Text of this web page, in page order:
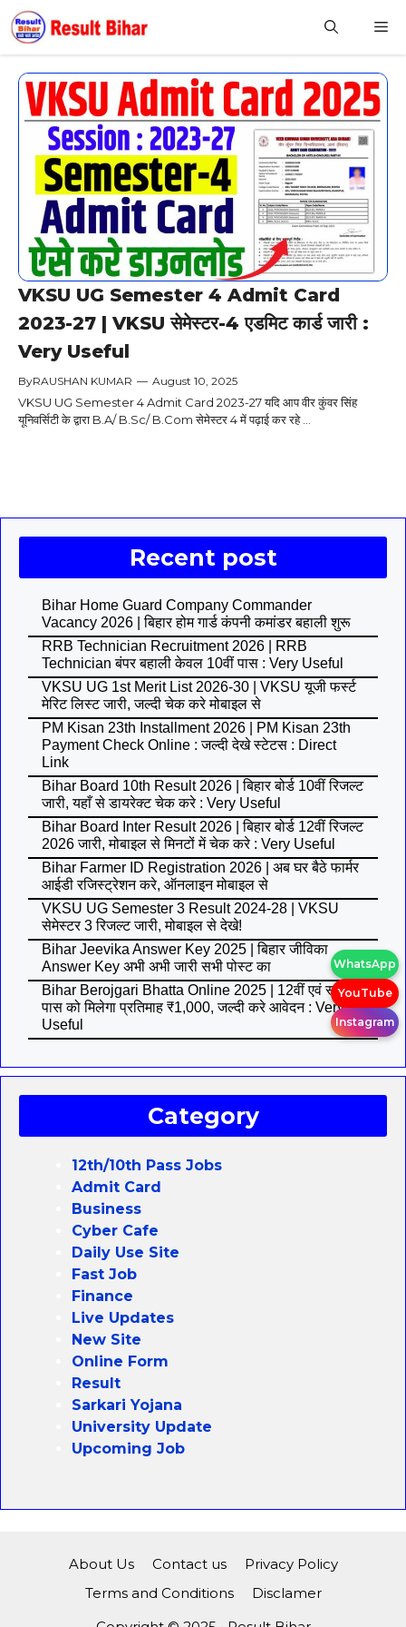
Skip
to
content
VKSU UG Semester 4 Admit Card
2023-27 | VKSU सेमेस्टर-4 एडमिट कार्ड जारी :
Very Useful
ByRAUSHAN KUMAR — August 10, 2025
VKSU UG Semester 4 Admit Card 2023-27 यदि आप वीर कुंवर सिंह
यूनिवर्सिटी के द्वारा B.A/ B.Sc/ B.Com सेमेस्टर 4 में पढ़ाई कर रहे ...
Recent post
Bihar Home Guard Company Commander
Vacancy 2026 | बिहार होम गार्ड कंपनी कमांडर बहाली शुरू
RRB Technician Recruitment 2026 | RRB
Technician बंपर बहाली केवल 10वीं पास : Very Useful
VKSU UG 1st Merit List 2026-30 | VKSU यूजी फर्स्ट
मेरिट लिस्ट जारी, जल्दी चेक करे मोबाइल से
PM Kisan 23th Installment 2026 | PM Kisan 23th
Payment Check Online : जल्दी देखे स्टेटस : Direct
Link
Bihar Board 10th Result 2026 | बिहार बोर्ड 10वीं रिजल्ट
जारी, यहाँ से डायरेक्ट चेक करे : Very Useful
Bihar Board Inter Result 2026 | बिहार बोर्ड 12वीं रिजल्ट
2026 जारी, मोबाइल से मिनटों में चेक करे : Very Useful
Bihar Farmer ID Registration 2026 | अब घर बैठे फार्मर
आईडी रजिस्ट्रेशन करे, ऑनलाइन मोबाइल से
VKSU UG Semester 3 Result 2024-28 | VKSU
सेमेस्टर 3 रिजल्ट जारी, मोबाइल से देखे!
Bihar Jeevika Answer Key 2025 | बिहार जीविका
Answer Key अभी अभी जारी सभी पोस्ट का
Bihar Berojgari Bhatta Online 2025 | 12वीं एवं स्नातक
पास को मिलेगा प्रतिमाह ₹1,000, जल्दी करे आवेदन : Very
Useful
Category
12th/10th Pass Jobs
Admit Card
Business
Cyber Cafe
Daily Use Site
Fast Job
Finance
Live Updates
New Site
Online Form
Result
Sarkari Yojana
University Update
Upcoming Job
About Us Contact us
Privacy Policy
Terms and Conditions
Disclamer
WhatsApp
YouTube
Instagram